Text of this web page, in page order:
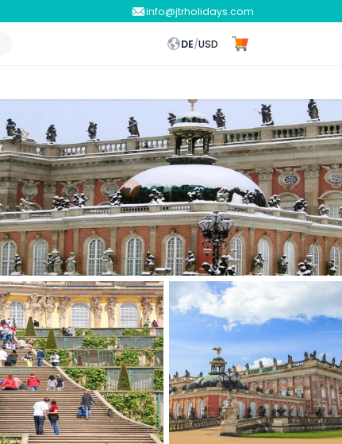
info@jtrholidays.com
DE/USD